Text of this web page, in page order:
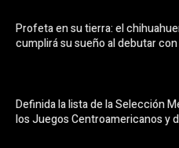
Profeta en su tierra: el
cumplirá su sueño al debutar
Definida la lista de la Selección
los Juegos Centroamericanos y